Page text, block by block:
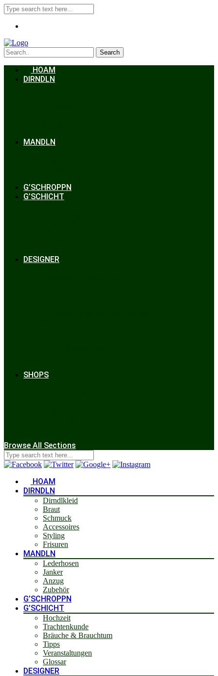
Search
HOAM
DIRNDLN
MANDLN
G’SCHROPPN
G’SCHICHT
DESIGNER
SHOPS
Browse All Sections
HOAM
DIRNDLN
Dirndlkleid
Braut
Schmuck
Accessoires
Styling
Frisuren
MANDLN
Lederhosen
Janker
Anzug
Zubehör
G’SCHROPPN
G’SCHICHT
Hochzeit
Trachtenkunde
Bräuche & Brauchtum
Tipps
Veranstaltungen
Glossar
DESIGNER